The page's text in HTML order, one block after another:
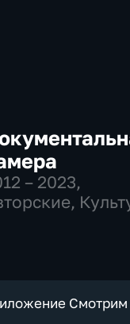
– 2023,
Смотрим